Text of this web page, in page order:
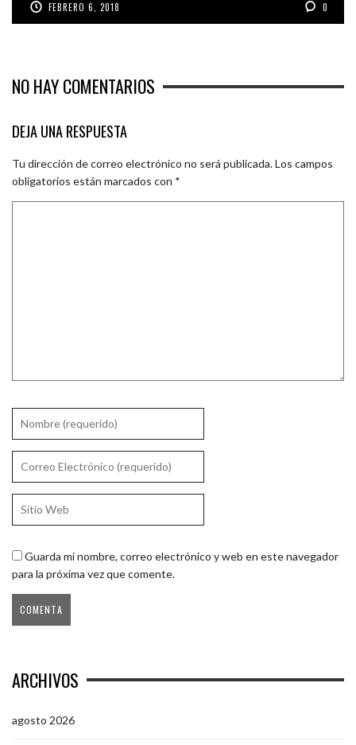
FEBRERO 6, 2018 0
NO HAY COMENTARIOS
DEJA UNA RESPUESTA
Tu dirección de correo electrónico no será publicada.Los campos
obligatorios están marcados con *
Guarda mi nombre, correo electrónico y web en este navegador
para la próxima vez que comente.
ARCHIVOS
agosto 2026